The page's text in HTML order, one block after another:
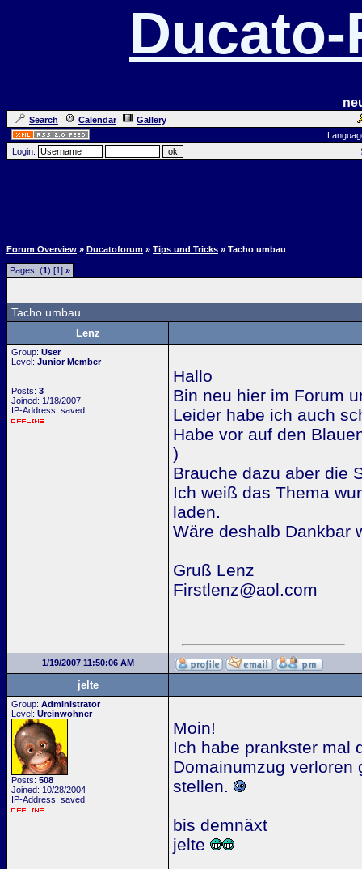
Search Calendar
Gallery
Login:
Forum Overview » Ducatoforum » Tips und Tricks » Tacho umbau
Pages: (1) [1] »
Tacho umbau
Lenz
Group: User
Level: Junior Member
Posts: 3
Joined: 1/18/2007
IP-Address: saved
Hallo
Bin neu hier im Forum
Leider habe ich auch
Habe vor auf den
)
Brauche dazu aber die
Ich weiß das Thema
laden.
Wäre deshalb Dankbar
Gruß Lenz
Firstlenz@aol.com
1/19/2007 11:50:06 AM
jelte
Group: Administrator
Level: Ureinwohner
Posts: 508
Joined: 10/28/2004
IP-Address: saved
Moin!
Ich habe prankster mal
Domainumzug verloren
stellen.
bis demnäxt
jelte